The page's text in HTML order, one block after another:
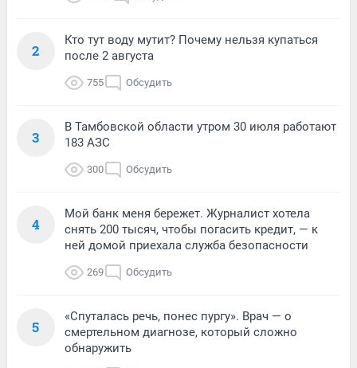
2
Кто тут воду мутит? Почему нельзя купаться
после 2 августа
755 Обсудить
3
В Тамбовской области утром 30 июля работают
183 АЗС
300 Обсудить
4
Мой банк меня бережет. Журналист хотела
снять 200 тысяч, чтобы погасить кредит, — к
ней домой приехала служба безопасности
269 Обсудить
5
«Спуталась речь, понес пургу». Врач — о
смертельном диагнозе, который сложно
обнаружить